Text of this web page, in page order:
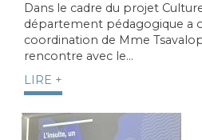
Dans le cadre du projet
département pédagogique a
coordination de Mme
rencontre avec le…
LIRE +